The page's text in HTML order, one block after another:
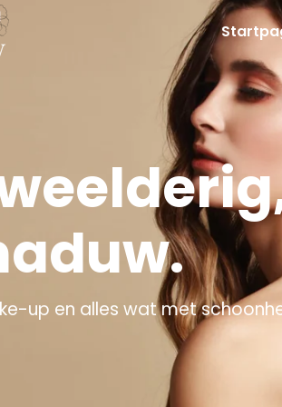
up en alles wat met